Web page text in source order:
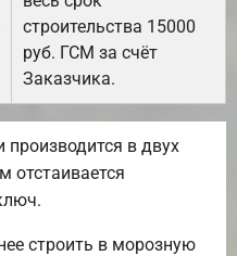
строительства 15000
руб. ГСМ за счёт
Заказчика.
в двух
отстаивается
строить в морозную